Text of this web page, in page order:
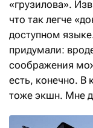
«грузилова».
что так легче
доступном
придумали:
соображения
есть, конечно. В
тоже экшн. Мне